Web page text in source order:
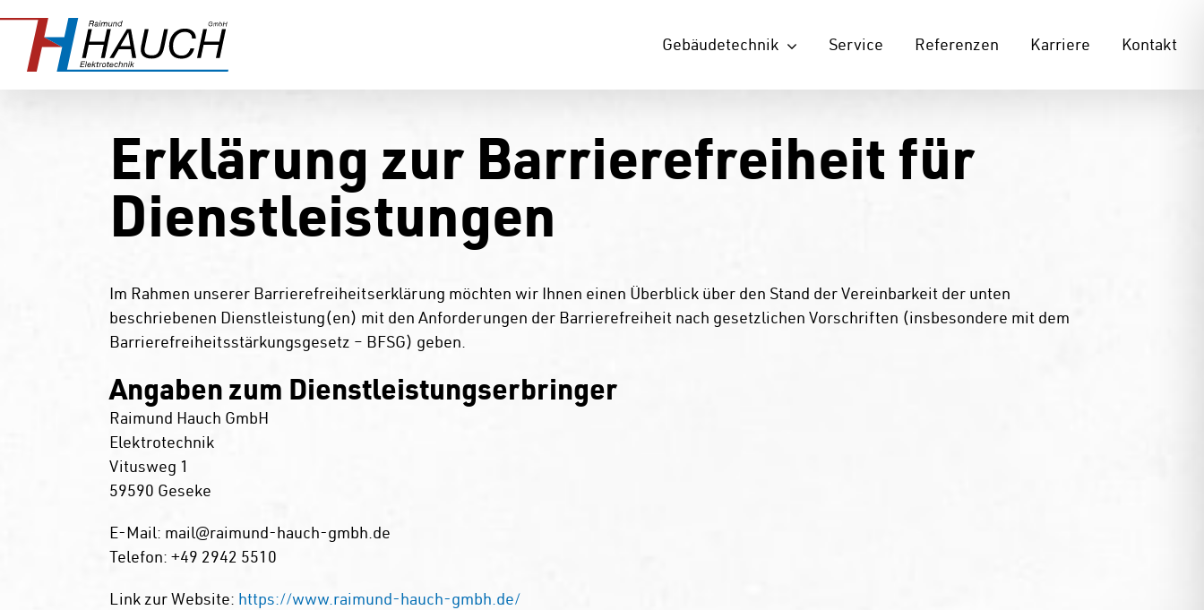
Inhalt
springen
Gebäudetechnik Service Referenzen Karriere Kontakt
Erklärung zur Barrierefreiheit für
Dienstleistungen
Im Rahmen unserer Barrierefreiheitserklärung möchten wir Ihnen einen Überblick über den Stand der Vereinbarkeit der unten
beschriebenen Dienstleistung(en) mit den Anforderungen der Barrierefreiheit nach gesetzlichen Vorschriften (insbesondere mit dem
Barrierefreiheitsstärkungsgesetz – BFSG) geben.
Angaben zum Dienstleistungserbringer
Raimund Hauch GmbH
Elektrotechnik
Vitusweg 1
59590 Geseke
E-Mail: mail@raimund-hauch-gmbh.de
Telefon: +49 2942 5510
Link zur Website: https://www.raimund-hauch-gmbh.de/